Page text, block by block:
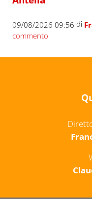
09/08/2026 09:56 di
commento